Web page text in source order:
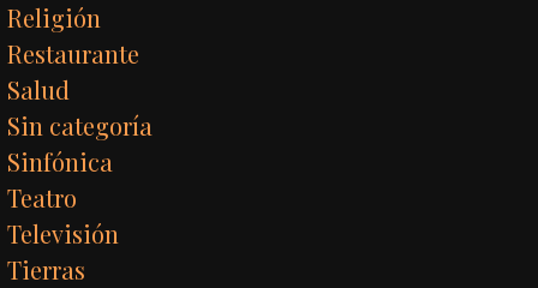
Religión
Restaurante
Salud
Sin categoría
Sinfónica
Teatro
Televisión
Tierras